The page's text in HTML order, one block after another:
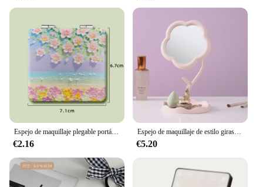
Espejo de maquillaje plegable portátil de doble cara, espejo de aumento cuadrado de tulipán, tocador compacto de bolsillo, espejos de mano para estudiantes
€2.16
Espejo de maquillaje de estilo girasol de escritorio para niñas, joyería colgante, espejo de belleza para dormitorio, espejo de tocador
€5.20